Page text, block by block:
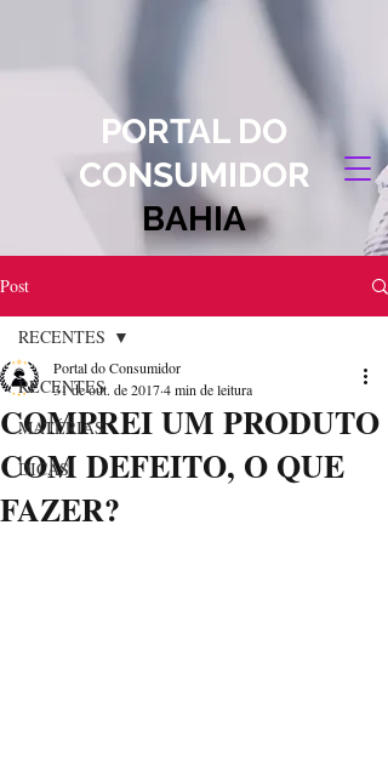
PORTAL DO
CONSUMIDOR
BAHIA
Post
RECENTES
MATÉRIAS
DICAS
RECENTES
COMPREI UM PRODUTO
COM DEFEITO, O QUE
FAZER?
Portal do Consumidor
31 de out. de 20174 min de leitura